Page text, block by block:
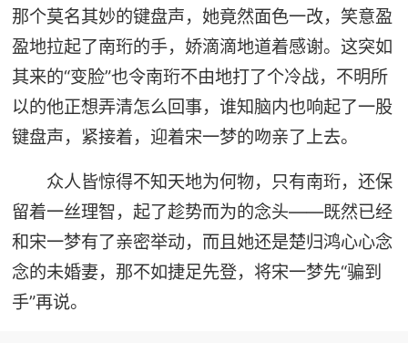
那个莫名其妙的键盘声，她竟然面色一改，笑意盈
盈地拉起了南珩的手，娇滴滴地道着感谢。这突如
其来的“变脸”也令南珩不由地打了个冷战，不明所
以的他正想弄清怎么回事，谁知脑内也响起了一股
键盘声，紧接着，迎着宋一梦的吻亲了上去。
众人皆惊得不知天地为何物，只有南珩，还保
留着一丝理智，起了趁势而为的念头——既然已经
和宋一梦有了亲密举动，而且她还是楚归鸿心心念
念的未婚妻，那不如捷足先登，将宋一梦先“骗到
手”再说。